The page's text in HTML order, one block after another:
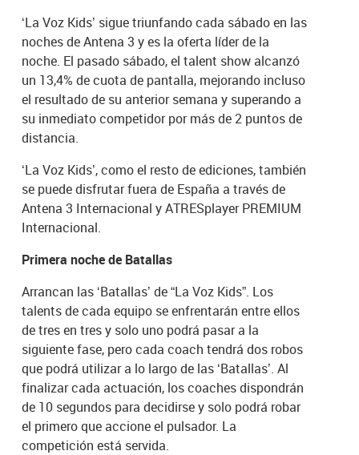
‘La Voz Kids’ sigue triunfando cada sábado en las
noches de Antena 3 y es la oferta líder de la
noche. El pasado sábado, el talent show alcanzó
un 13,4% de cuota de pantalla, mejorando incluso
el resultado de su anterior semana y superando a
su inmediato competidor por más de 2 puntos de
distancia.
‘La Voz Kids’, como el resto de ediciones, también
se puede disfrutar fuera de España a través de
Antena 3 Internacional y ATRESplayer PREMIUM
Internacional.
Primera noche de Batallas
Arrancan las ‘Batallas’ de “La Voz Kids”. Los
talents de cada equipo se enfrentarán entre ellos
de tres en tres y solo uno podrá pasar a la
siguiente fase, pero cada coach tendrá dos robos
que podrá utilizar a lo largo de las ‘Batallas’. Al
finalizar cada actuación, los coaches dispondrán
de 10 segundos para decidirse y solo podrá robar
el primero que accione el pulsador. La
competición está servida.